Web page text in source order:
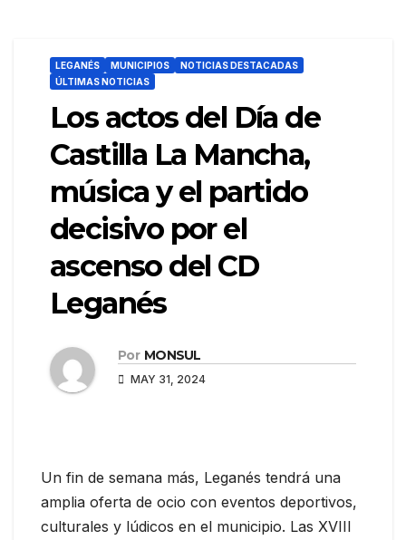
LEGANÉS MUNICIPIOS
NOTICIAS DESTACADAS
ÚLTIMAS NOTICIAS
Los actos del Día de
Castilla La Mancha,
música y el partido
decisivo por el
ascenso del CD
Leganés
Por MONSUL
MAY 31, 2024
Un fin de semana más, Leganés tendrá una
amplia oferta de ocio con eventos deportivos,
culturales y lúdicos en el municipio. Las XVIII